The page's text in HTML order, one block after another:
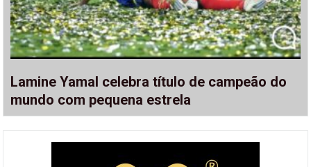
Lamine Yamal celebra título de campeão do
mundo com pequena estrela